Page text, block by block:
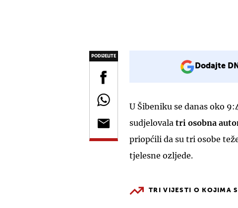
PODIJELITE
Dodajte
U Šibeniku se danas oko
sudjelovala tri osobna
priopćili da su tri osobe
tjelesne ozljede.
TRI VIJESTI O KOJIMA